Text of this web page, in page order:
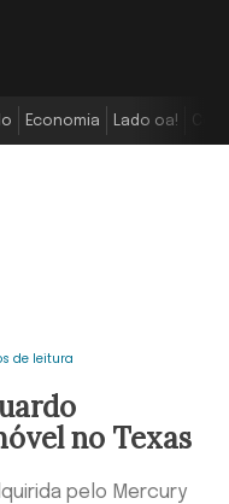
Economia Lado oa!
de leitura
no Texas
pelo Mercury